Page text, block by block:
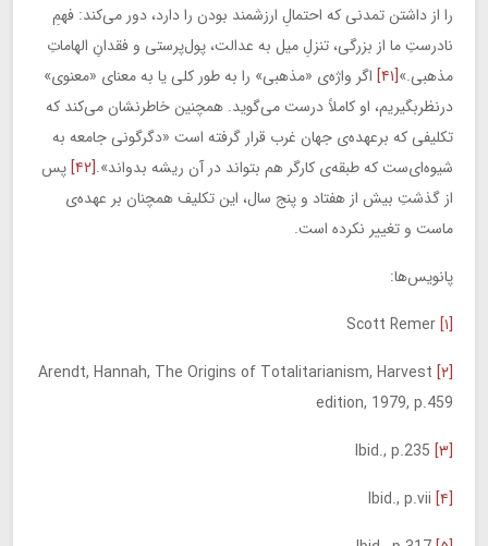
را از داشتن تمدنی که احتمالِ ارزشمند بودن را دارد، دور می‌کند: فهمِ
نادرستِ ما از بزرگی، تنزلِ میل به عدالت، پول‌پرستی و فقدانِ الهاماتِ
مذهبی.»[۴۱]
اگر واژه‌ی «مذهبی» را به طور کلی یا به معنای «معنوی»
درنظربگیریم، او کاملاً درست می‌گوید. همچنین خاطرنشان می‌کند که
تکلیفی که برعهده‌ی جهان غرب قرار گرفته است «دگرگونی جامعه به
شیوه‌ای‌ست که طبقه‌ی کارگر هم بتواند در آن ریشه بدواند».[۴۲]
پس
از گذشتِ بیش از هفتاد و پنج سال، این تکلیف همچنان بر عهده‌ی
ماست و تغییر نکرده است.
پانویس‌ها:
[۱]
[۲]
Arendt, Hannah, The Origins of Totalitarianism, Harvest
edition, 1979, p.459
[۳]
[۴]